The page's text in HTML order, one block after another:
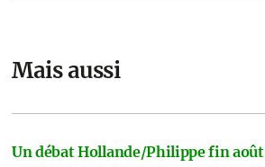
Mais aussi
Un débat Hollande/Philippe fin août